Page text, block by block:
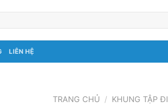
LIÊN HỆ
TRANG CHỦ / KHUNG TẬP ĐI